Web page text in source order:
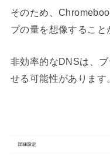
そのため、
プの量を想像すること
非効率的なDNSは、
せる可能性があります